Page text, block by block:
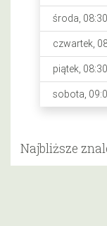
środa,
czwartek,
piątek,
sobota,
Najbliższe